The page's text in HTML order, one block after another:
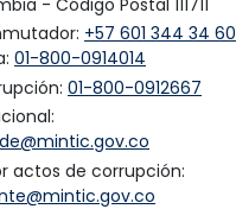
+57 601 344 34 60
01-800-0914014
01-800-0912667
actos de corrupción: